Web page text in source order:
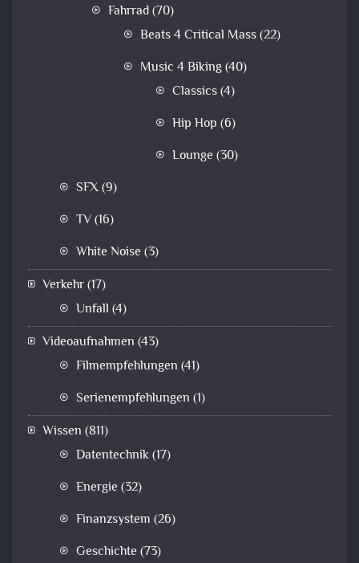
Fahrrad(70)
Beats 4 Critical Mass(22)
Music 4 Biking(40)
Classics(4)
Hip Hop (6)
Lounge (30)
SFX(9)
TV(16)
White Noise (3)
Verkehr(17)
Unfall (4)
Videoaufnahmen (43)
Filmempfehlungen (41)
Serienempfehlungen (1)
Wissen (811)
Datentechnik(17)
Energie (32)
Finanzsystem (26)
Geschichte (73)